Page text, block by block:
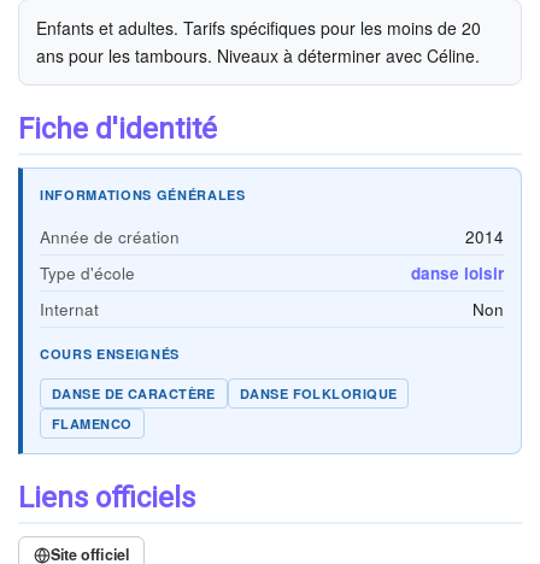
Enfants et adultes. Tarifs spécifiques pour les moins de 20
ans pour les tambours. Niveaux à déterminer avec Céline.
Fiche d'identité
INFORMATIONS GÉNÉRALES
Année de création
2014
Type d'école
danse loisir
Internat
Non
COURS ENSEIGNÉS
DANSE DE CARACTÈRE
DANSE FOLKLORIQUE
FLAMENCO
Liens officiels
Site officiel